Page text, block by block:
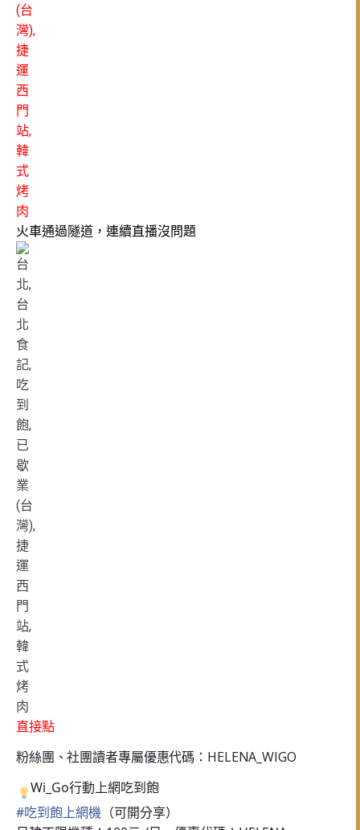
火車通過隧道，連續直播沒問題
直接點
粉絲團、社團讀者專屬優惠代碼：HELENA_WIGO
Wi_Go行動上網吃到飽
#吃到飽上網機 （可開分享）